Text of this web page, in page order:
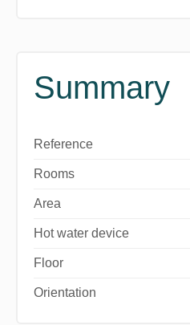
Summary
Reference
Rooms
Area
Hot water device
Floor
Orientation